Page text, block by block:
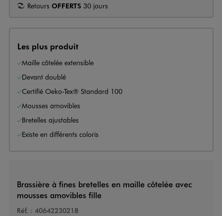
Retours OFFERTS 30 jours
Les plus produit
Maille côtelée extensible
Devant doublé
Certifié Oeko-Tex® Standard 100
Mousses amovibles
Bretelles ajustables
Existe en différents coloris
Brassière à fines bretelles en maille côtelée avec
mousses amovibles fille
Réf. : 40642230218